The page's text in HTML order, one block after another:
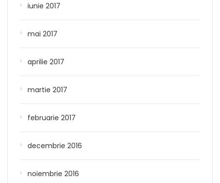
iunie 2017
mai 2017
aprilie 2017
martie 2017
februarie 2017
decembrie 2016
noiembrie 2016